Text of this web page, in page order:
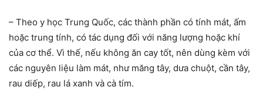
– Theo y học Trung Quốc, các thành phần có tính mát, ấm
hoặc trung tính, có tác dụng đối với năng lượng hoặc khí
của cơ thể. Vì thế, nếu không ăn cay tốt, nên dùng kèm với
các nguyên liệu làm mát, như măng tây, dưa chuột, cần tây,
rau diếp, rau lá xanh và cà tím.